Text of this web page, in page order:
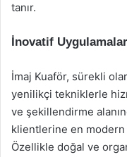
tanır.
İnovatif Uygulamalar
İmaj Kuaför, sürekli
yenilikçi tekniklerle
ve şekillendirme
klientlerine en
Özellikle doğal ve